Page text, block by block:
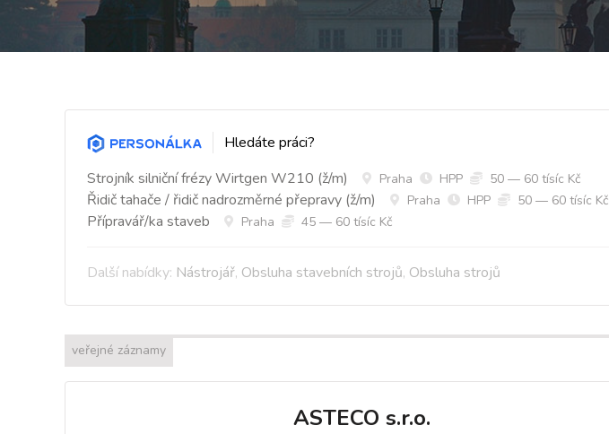
Hledáte práci?
Strojník silniční frézy Wirtgen W210 (ž/m)
Praha HPP 50 — 60 tísíc Kč
Řidič tahače / řidič nadrozměrné přepravy (ž/m) Praha HPP 50 — 60 tísíc Kč
Přípravář/ka staveb Praha 45 — 60 tísíc Kč
Další nabídky: Nástrojář, Obsluha stavebních strojů, Obsluha strojů
veřejné záznamy
ASTECO s.r.o.